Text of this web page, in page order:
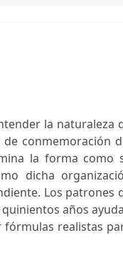
la naturaleza
conmemoración
la forma como
dicha
Los patrones
años
fórmulas realistas